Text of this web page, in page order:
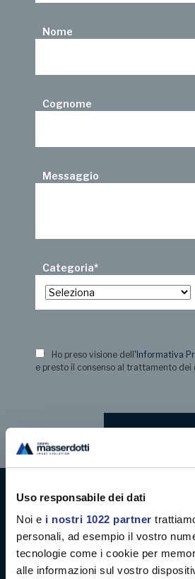
Uso responsabile dei dati
Noi e i nostri 1022 partner
personali, ad esempio il vostro
tecnologie come i cookie per
alle informazioni sul vostro
Nome
Cognome
Messaggio
Categoria*
Ho preso visione dell 'Informativa
e presto il consenso al trattamento dei
Digital
Digital